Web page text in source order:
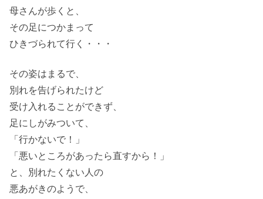
母さんが歩くと、
その足につかまって
ひきづられて行く・・・
その姿はまるで、
別れを告げられたけど
受け入れることができず、
足にしがみついて、
「行かないで！」
「悪いところがあったら直すから！」
と、別れたくない人の
悪あがきのようで、